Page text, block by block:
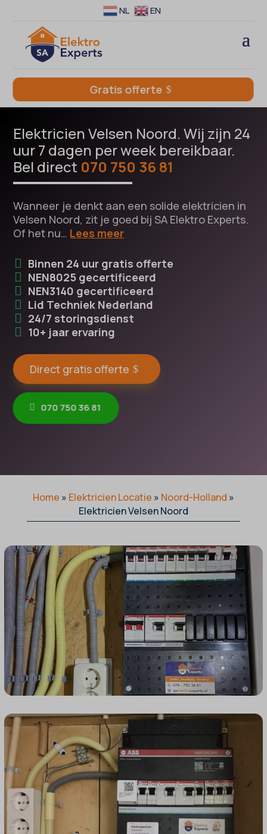
NL EN
Gratis offerte
Elektricien Velsen Noord. Wij zijn 24
uur 7 dagen per week bereikbaar.
Bel direct 070 750 36 81
Wanneer je denkt aan een solide elektricien in
Velsen Noord, zit je goed bij SA Elektro Experts.
Of het nu… Lees meer
Binnen 24 uur gratis offerte
NEN8025 gecertificeerd
NEN3140 gecertificeerd
Lid Techniek Nederland
24/7 storingsdienst
10+ jaar ervaring
Direct gratis offerte
070 750 36 81
Home » Elektricien Locatie » Noord-Holland »
Elektricien Velsen Noord